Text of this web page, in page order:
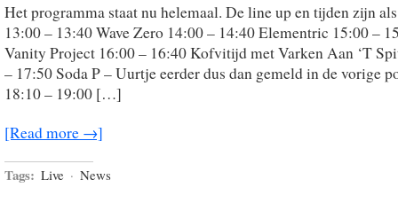
Het programma staat nu helemaal. De line up en tijden zijn
13:00 – 13:40 Wave Zero 14:00 – 14:40 Elementric 15:00 –
Vanity Project 16:00 – 16:40 Kofvitijd met Varken Aan ‘T
– 17:50 Soda P – Uurtje eerder dus dan gemeld in de vorige
18:10 – 19:00 […]
[Read more →]
Tags: Live · News